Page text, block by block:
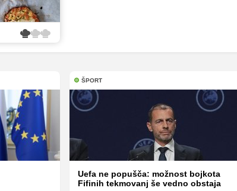
ŠPORT
Uefa ne popušča: možnost bojkota
Fifinih tekmovanj še vedno obstaja